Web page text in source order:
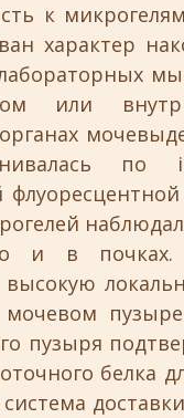
к
характер
или
по
и в почках.
высокую
пузыря
белка